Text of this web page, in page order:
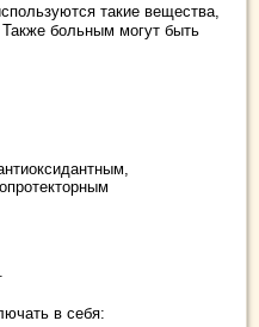
такие вещества,
больным могут быть
в себя: